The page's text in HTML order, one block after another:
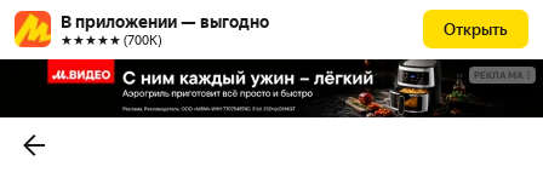
В приложении — выгодно
★★★★★ (700К)
Открыть
РЕКЛАМА